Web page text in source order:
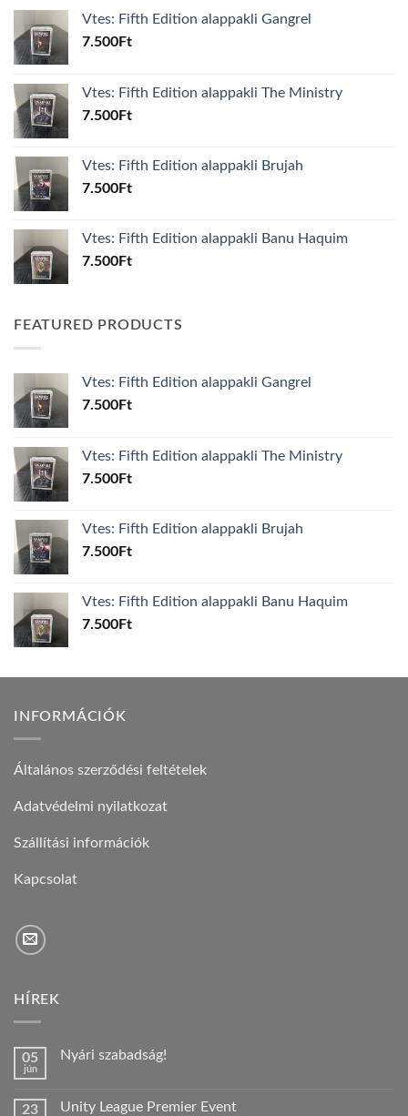
Vtes: Fifth Edition alappakli Gangrel
7.500Ft
Vtes: Fifth Edition alappakli The Ministry
7.500Ft
Vtes: Fifth Edition alappakli Brujah
7.500Ft
Vtes: Fifth Edition alappakli Banu Haquim
7.500Ft
FEATURED PRODUCTS
Vtes: Fifth Edition alappakli Gangrel
7.500Ft
Vtes: Fifth Edition alappakli The Ministry
7.500Ft
Vtes: Fifth Edition alappakli Brujah
7.500Ft
Vtes: Fifth Edition alappakli Banu Haquim
7.500Ft
INFORMÁCIÓK
Általános szerződési feltételek
Adatvédelmi nyilatkozat
Szállítási információk
Kapcsolat
HÍREK
05
jún
Nyári szabadság!
Nyári
23 Unity League Premier Event